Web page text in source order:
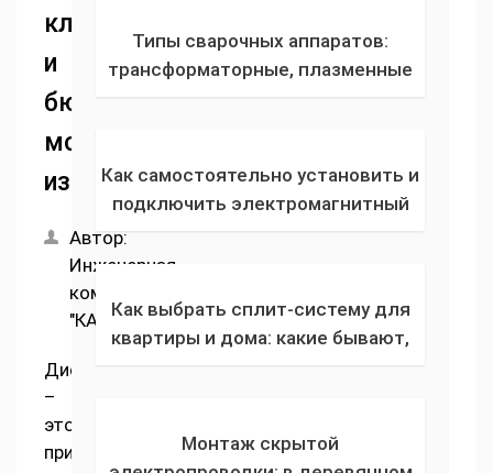
класса
и
бюджетных
моделей
измельчителей
Автор:
Инженерная
компания
"КАПРО"
Диспоузер
–
это
прибор,
Типы сварочных аппаратов:
трансформаторные, плазменные
Как самостоятельно установить и
подключить электромагнитный
замок? Руководство по ремонту
замка входной двери квартиры и
Как выбрать сплит-систему для
квартиры и дома: какие бывают,
Монтаж скрытой